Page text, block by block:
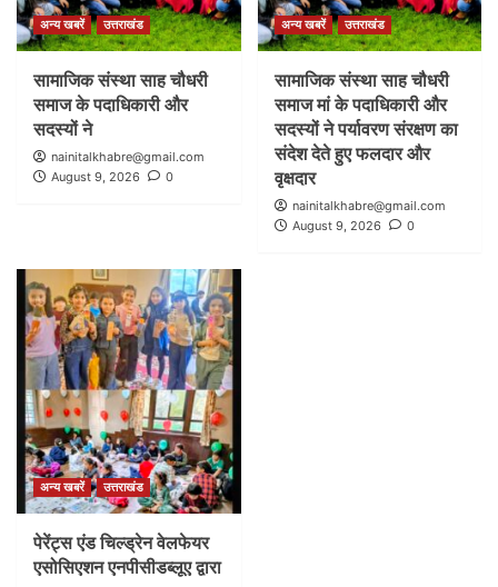
अन्य खबरें उत्तराखंड
सामाजिक संस्था साह चौधरी
समाज के पदाधिकारी और
सदस्यों ने
nainitalkhabre@gmail.com
August 9, 2026
0
अन्य खबरें उत्तराखंड
सामाजिक संस्था साह चौधरी
समाज मां के पदाधिकारी और
सदस्यों ने पर्यावरण संरक्षण का
संदेश देते हुए फलदार और
वृक्षदार
nainitalkhabre@gmail.com
August 9, 2026
0
अन्य खबरें उत्तराखंड
पेरेंट्स एंड चिल्ड्रेन वेलफेयर
एसोसिएशन एनपीसीडब्लूए द्वारा